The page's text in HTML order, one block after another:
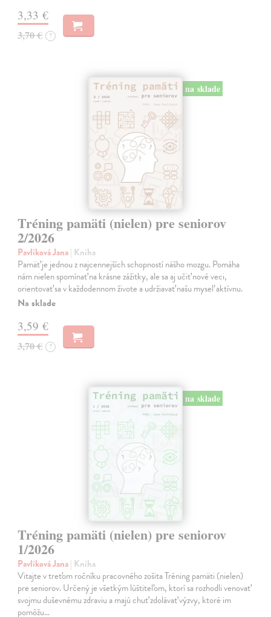
3,33 €
3,70 € ?
na sklade
Tréning pamäti (nielen) pre seniorov
2/2026
Pavlíková Jana| Kniha
Pamäť je jednou z najcennejších schopností nášho mozgu. Pomáha
nám nielen spomínať na krásne zážitky, ale sa aj učiť nové veci,
orientovať sa v každodennom živote a udržiavať našu myseľ aktívnu.
Na sklade
3,59 €
3,70 € ?
na sklade
Tréning pamäti (nielen) pre seniorov
1/2026
Pavlíková Jana| Kniha
Vitajte v treťom ročníku pracovného zošita Tréning pamäti (nielen)
pre seniorov. Určený je všetkým lúštiteľom, ktorí sa rozhodli venovať
svojmu duševnému zdraviu a majú chuť zdolávať výzvy, ktoré im
pomôžu…